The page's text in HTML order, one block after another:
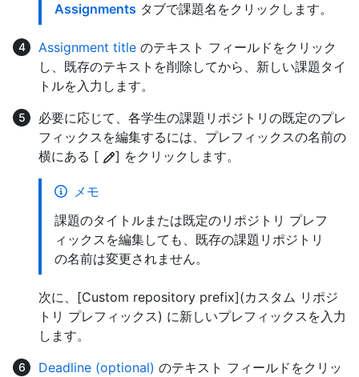
Assignments タブで課題名をクリックします。
Assignment title のテキスト フィールドをクリック
し、既存のテキストを削除してから、新しい課題タイ
トルを入力します。
必要に応じて、各学生の課題リポジトリの既定のプレ
フィックスを編集するには、プレフィックスの名前の
横にある [
] をクリックします。
メモ
課題のタイトルまたは既定のリポジトリ プレフ
ィックスを編集しても、既存の課題リポジトリ
の名前は変更されません。
次に、[Custom repository prefix](カスタム リポジ
トリ プレフィックス) に新しいプレフィックスを入力
します。
Deadline (optional) のテキスト フィールドをクリッ